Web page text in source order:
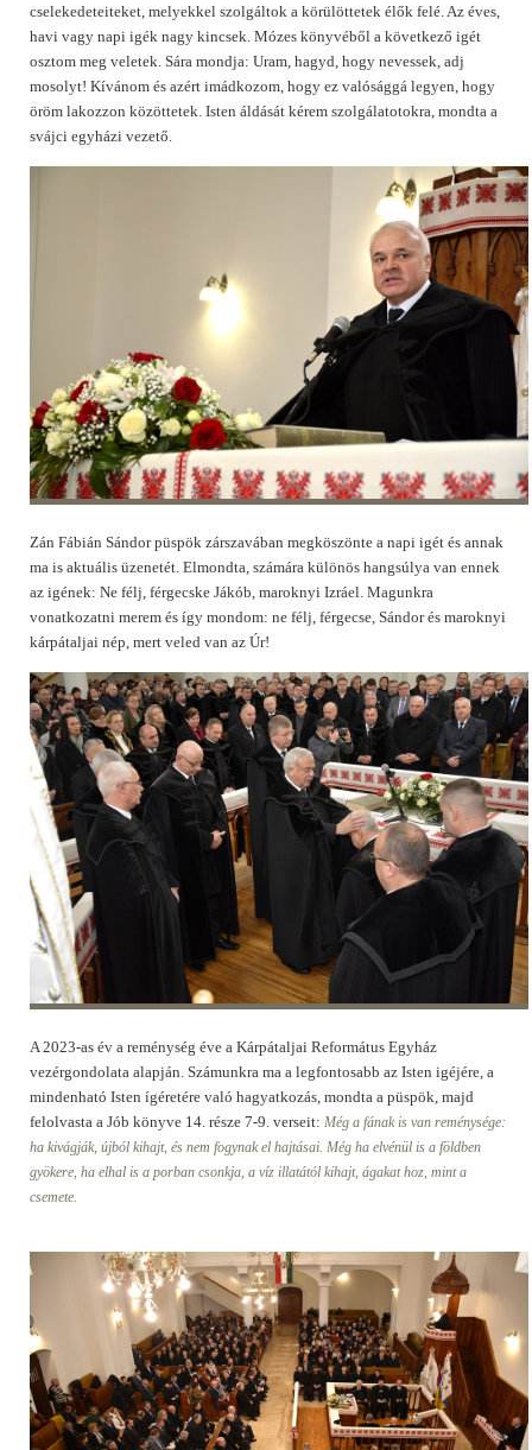
cselekedeteiteket, melyekkel szolgáltok a körülöttetek élők felé. Az éves,
havi vagy napi igék nagy kincsek. Mózes könyvéből a következő igét
osztom meg veletek. Sára mondja: Uram, hagyd, hogy nevessek, adj
mosolyt! Kívánom és azért imádkozom, hogy ez valósággá legyen, hogy
öröm lakozzon közöttetek. Isten áldását kérem szolgálatotokra, mondta a
svájci egyházi vezető.
Zán Fábián Sándor püspök zárszavában megköszönte a napi igét és annak
ma is aktuális üzenetét. Elmondta, számára különös hangsúlya van ennek
az igének: Ne félj, férgecske Jákób, maroknyi Izráel. Magunkra
vonatkozatni merem és így mondom: ne félj, férgecse, Sándor és maroknyi
kárpátaljai nép, mert veled van az Úr!
A 2023-as év a reménység éve a Kárpátaljai Református Egyház
vezérgondolata alapján. Számunkra ma a legfontosabb az Isten igéjére, a
mindenható Isten ígéretére való hagyatkozás, mondta a püspök, majd
felolvasta a Jób könyve 14. része 7-9. verseit: Még a fának is van reménysége:
ha kivágják, újból kihajt, és nem fogynak el hajtásai. Még ha elvénül is a földben
gyökere, ha elhal is a porban csonkja, a víz illatától kihajt, ágakat hoz, mint a
csemete.